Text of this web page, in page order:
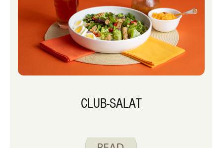
CLUB-SALAT